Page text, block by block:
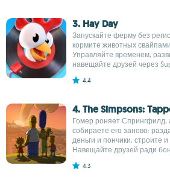
3. Hay Day
Запускайте ферму без
кормите животных
Управляйте временем,
навещайте друзей через
4.4
4. The Simpsons:
Гомер роняет Спрингфилд,
собираете его заново:
деньги и пончики, строите
Навещайте друзей ради
4.3